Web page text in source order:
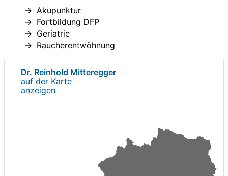
Akupunktur
Fortbildung DFP
Geriatrie
Raucherentwöhnung
Dr. Reinhold Mitteregger
auf der Karte
anzeigen